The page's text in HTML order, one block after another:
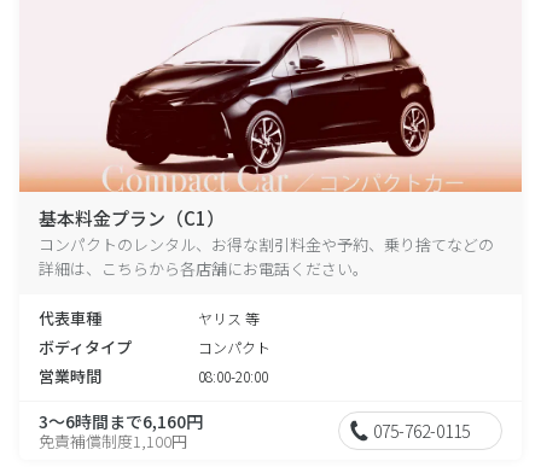
基本料金プラン（C1）
コンパクトのレンタル、お得な割引料金や予約、乗り捨てなどの
詳細は、こちらから各店舗にお電話ください。
代表車種 ヤリス 等
ボディタイプ コンパクト
営業時間 08:00-20:00
3～6時間まで6,160円
免責補償制度1,100円 075-762-0115